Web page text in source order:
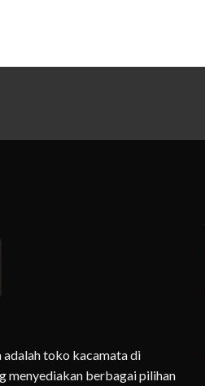
adalah toko kacamata di
menyediakan berbagai pilihan